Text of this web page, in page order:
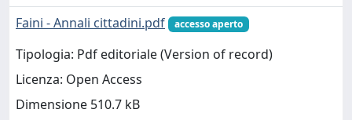
Faini - Annali cittadini.pdf
accesso aperto
Tipologia: Pdf editoriale (Version of record)
Licenza: Open Access
Dimensione 510.7 kB